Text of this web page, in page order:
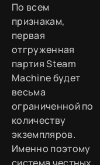
По всем
признакам,
первая
отгруженная
партия Steam
Machine будет
весьма
ограниченной по
количеству
экземпляров.
Именно поэтому